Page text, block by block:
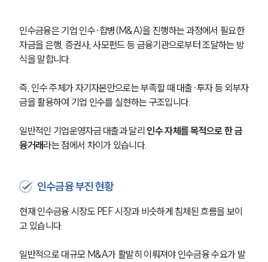
인수금융은 기업 인수·합병(M&A)을 진행하는 과정에서 필요한
자금을 은행, 증권사, 사모펀드 등 금융기관으로부터 조달하는 방
식을 말합니다.
즉, 인수 주체가 자기자본만으로는 부족할 때 대출·투자 등 외부자
금을 활용하여 기업 인수를 실현하는 구조입니다.
일반적인 기업운영자금 대출과 달리 인수 자체를 목적으로 한 금
융거래라는 점에서 차이가 있습니다.
인수금융 부진 현황
현재 인수금융 시장도 PEF 시장과 비슷하게 침체된 흐름을 보이
고 있습니다.
일반적으로 대규모 M&A가 활발히 이뤄져야 인수금융 수요가 발